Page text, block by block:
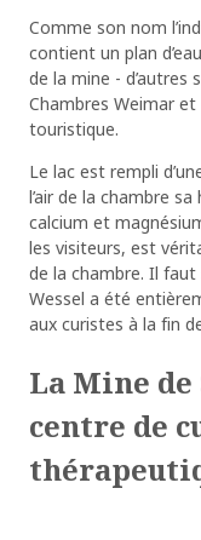
Comme son nom
contient un plan
de la mine - d’autres
Chambres Weimar
touristique.
Le lac est rempli
l’air de la chambre
calcium et
les visiteurs, est
de la chambre. Il
Wessel a été
aux curistes à la fin
La Mine
centre de